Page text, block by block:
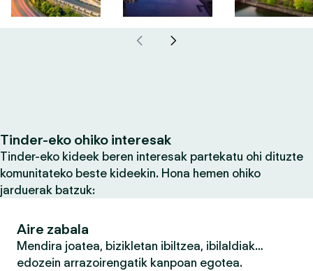
Tinder-eko ohiko interesak
Tinder-eko kideek beren interesak partekatu ohi dituzte
komunitateko beste kideekin. Hona hemen ohiko
jarduerak batzuk:
Aire zabala
Mendira joatea, bizikletan ibiltzea, ibilaldiak…
edozein arrazoirengatik kanpoan egotea.